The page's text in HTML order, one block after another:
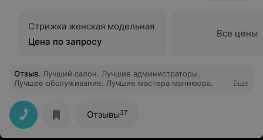
Стрижка женская модельная
Цена по запросу
Все цены
Отзыв. Лучший салон. Лучшие администраторы.
Лучшее обслуживание. Лучшие мастера маникюра.
Еще
Отзывы37